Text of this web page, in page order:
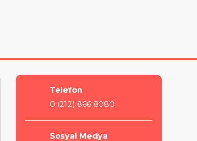
Telefon
0 (212) 866 8080
Sosyal Medya